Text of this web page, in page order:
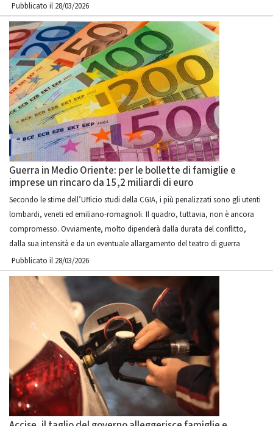
Pubblicato il 28/03/2026
Guerra in Medio Oriente: per le bollette di famiglie e
imprese un rincaro da 15,2 miliardi di euro
Secondo le stime dell’Ufficio studi della CGIA, i più penalizzati sono gli utenti
lombardi, veneti ed emiliano-romagnoli. Il quadro, tuttavia, non è ancora
compromesso. Ovviamente, molto dipenderà dalla durata del conflitto,
dalla sua intensità e da un eventuale allargamento del teatro di guerra
Pubblicato il 28/03/2026